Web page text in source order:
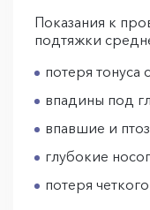
Показания к
подтяжки
потеря тонуса
впадины под
впавшие и
глубокие
потеря